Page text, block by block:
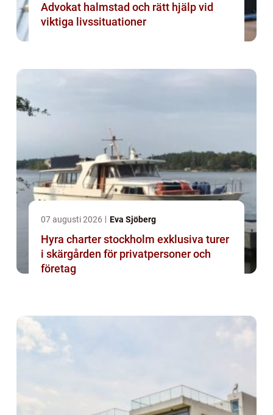
Advokat halmstad och rätt hjälp vid
viktiga livssituationer
07 augusti 2026 Eva Sjöberg
Hyra charter stockholm exklusiva turer
i skärgården för privatpersoner och
företag